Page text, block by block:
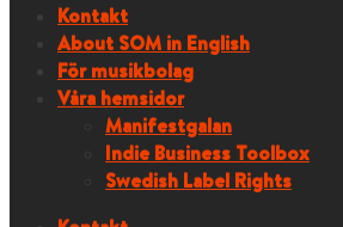
Kontakt
About SOM in English
För musikbolag
Våra hemsidor
Manifestgalan
Indie Business Toolbox
Swedish Label Rights